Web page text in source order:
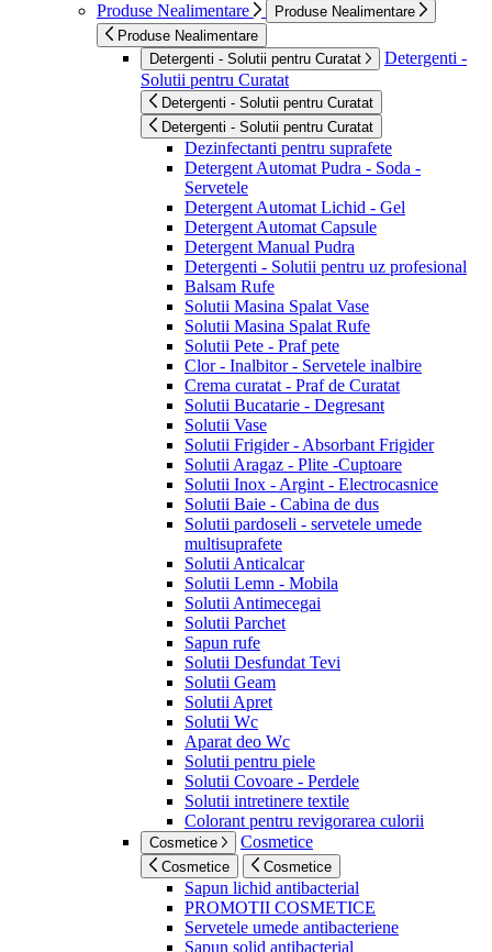
Produse Nealimentare
Produse Nealimentare
Produse Nealimentare
Detergenti - Solutii pentru Curatat
Detergenti -
Solutii pentru Curatat
Detergenti - Solutii pentru Curatat
Detergenti - Solutii pentru Curatat
Dezinfectanti pentru suprafete
Detergent Automat Pudra - Soda -
Servetele
Detergent Automat Lichid - Gel
Detergent Automat Capsule
Detergent Manual Pudra
Detergenti - Solutii pentru uz profesional
Balsam Rufe
Solutii Masina Spalat Vase
Solutii Masina Spalat Rufe
Solutii Pete - Praf pete
Clor - Inalbitor - Servetele inalbire
Crema curatat - Praf de Curatat
Solutii Bucatarie - Degresant
Solutii Vase
Solutii Frigider - Absorbant Frigider
Solutii Aragaz - Plite -Cuptoare
Solutii Inox - Argint - Electrocasnice
Solutii Baie - Cabina de dus
Solutii pardoseli - servetele umede
multisuprafete
Solutii Anticalcar
Solutii Lemn - Mobila
Solutii Antimecegai
Solutii Parchet
Sapun rufe
Solutii Desfundat Tevi
Solutii Geam
Solutii Apret
Solutii Wc
Aparat deo Wc
Solutii pentru piele
Solutii Covoare - Perdele
Solutii intretinere textile
Colorant pentru revigorarea culorii
Cosmetice Cosmetice
Cosmetice Cosmetice
Sapun lichid antibacterial
PROMOTII COSMETICE
Servetele umede antibacteriene
Sapun solid antibacterial